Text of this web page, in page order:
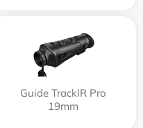
Guide TrackIR Pro
19mm